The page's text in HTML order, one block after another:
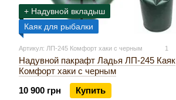
+ Надувной вкладыш
Каяк для рыбалки
Артикул: ЛП-245 Комфорт хаки с черным 1
Надувной пакрафт Ладья ЛП-245 Каяк
Комфорт хаки с черным
10 900 грн
Купить